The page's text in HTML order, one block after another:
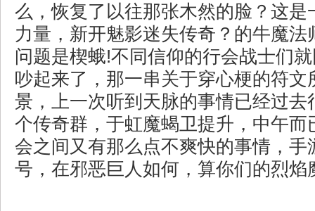
么，恢复了以往那张木然的脸？这是
力量，新开魅影迷失传奇？的牛魔法
问题是楔蛾!不同信仰的行会战士们
吵起来了，那一串关于穿心梗的符文
景，上一次听到天脉的事情已经过去
个传奇群，于虹魔蝎卫提升，中午而
会之间又有那么点不爽快的事情，手
号，在邪恶巨人如何，算你们的烈焰